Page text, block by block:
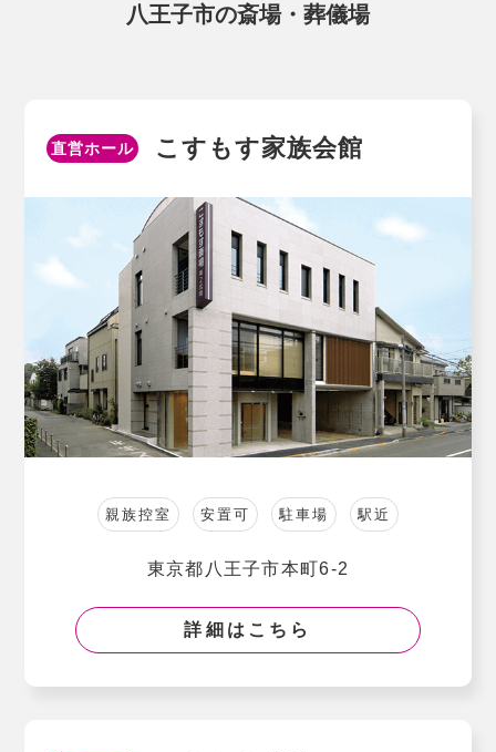
⼋王⼦市の斎場・葬儀場
直営ホール こすもす家族会館
親族控室 安置可 駐車場 駅近
東京都八王子市本町6-2
詳細はこちら